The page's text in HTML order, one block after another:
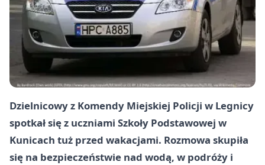
Dzielnicowy z Komendy Miejskiej Policji w Legnicy
spotkał się z uczniami Szkoły Podstawowej w
Kunicach tuż przed wakacjami. Rozmowa skupiła
się na bezpieczeństwie nad wodą, w podróży i